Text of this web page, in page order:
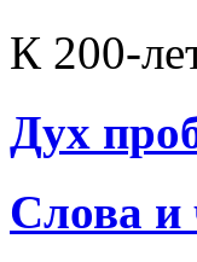
К 200-
Дух
Слова и